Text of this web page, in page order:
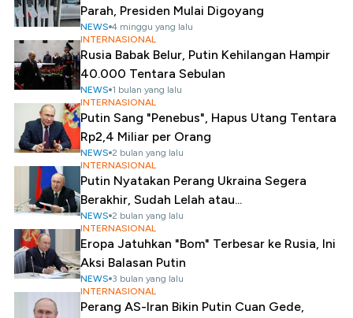
Parah, Presiden Mulai Digoyang
NEWS 4 minggu yang lalu
INTERNASIONAL
Rusia Babak Belur, Putin Kehilangan Hampir
40.000 Tentara Sebulan
NEWS 1 bulan yang lalu
INTERNASIONAL
Putin Sang "Penebus", Hapus Utang Tentara
Rp2,4 Miliar per Orang
NEWS 2 bulan yang lalu
INTERNASIONAL
Putin Nyatakan Perang Ukraina Segera
Berakhir, Sudah Lelah atau...
NEWS 2 bulan yang lalu
INTERNASIONAL
Eropa Jatuhkan "Bom" Terbesar ke Rusia, Ini
Aksi Balasan Putin
NEWS 3 bulan yang lalu
INTERNASIONAL
Perang AS-Iran Bikin Putin Cuan Gede,